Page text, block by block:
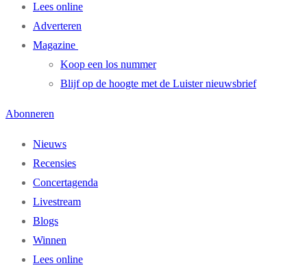
Lees online
Adverteren
Magazine
Koop een los nummer
Blijf op de hoogte met de Luister nieuwsbrief
Abonneren
Nieuws
Recensies
Concertagenda
Livestream
Blogs
Winnen
Lees online